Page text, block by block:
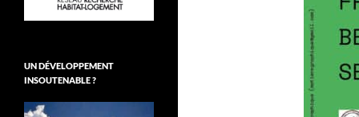
UN DÉVELOPPEMENT
INSOUTENABLE ?